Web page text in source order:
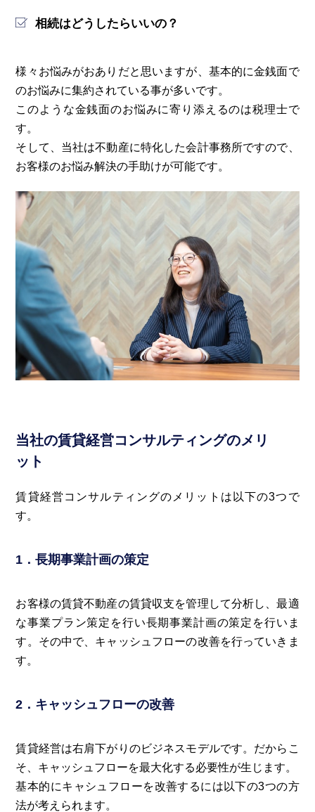
相続はどうしたらいいの？
様々お悩みがおありだと思いますが、基本的に金銭面で
のお悩みに集約されている事が多いです。
このような金銭面のお悩みに寄り添えるのは税理士で
す。
そして、当社は不動産に特化した会計事務所ですので、
お客様のお悩み解決の手助けが可能です。
当社の賃貸経営コンサルティングのメリ
ット
賃貸経営コンサルティングのメリットは以下の3つで
す。
1．長期事業計画の策定
お客様の賃貸不動産の賃貸収支を管理して分析し、最適
な事業プラン策定を行い長期事業計画の策定を行いま
す。その中で、キャッシュフローの改善を行っていきま
す。
2．キャッシュフローの改善
賃貸経営は右肩下がりのビジネスモデルです。だからこ
そ、キャッシュフローを最大化する必要性が生じます。
基本的にキャシュフローを改善するには以下の3つの方
法が考えられます。